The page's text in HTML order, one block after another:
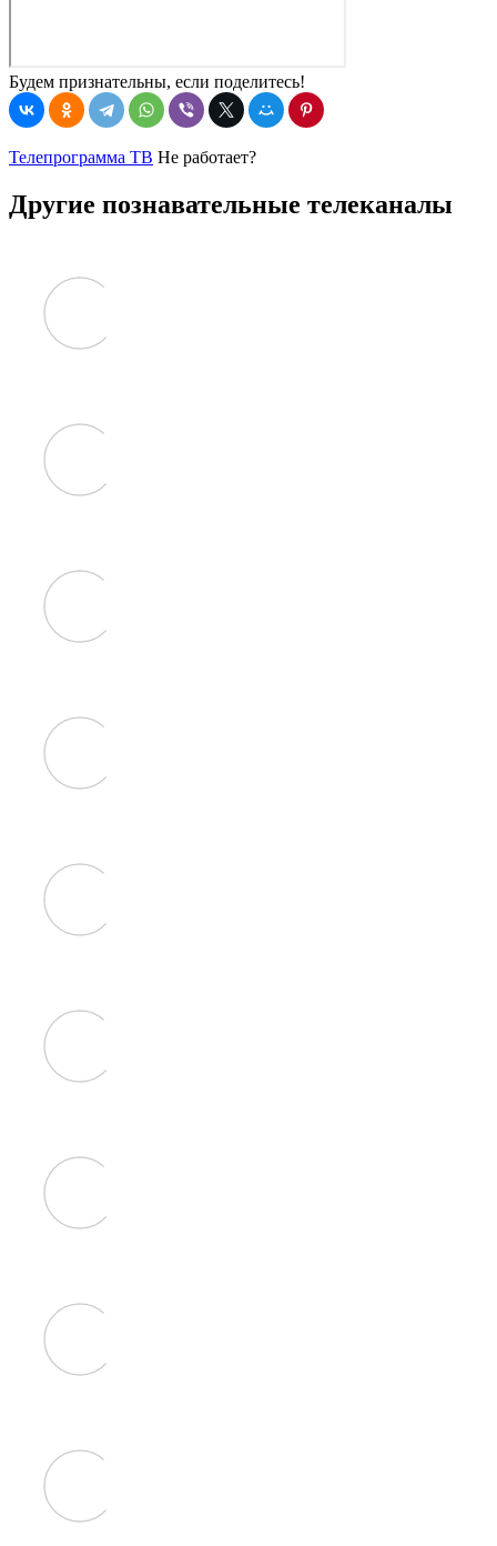
Будем признательны, если поделитесь!
Телепрограмма ТВ Не работает?
Другие познавательные телеканалы